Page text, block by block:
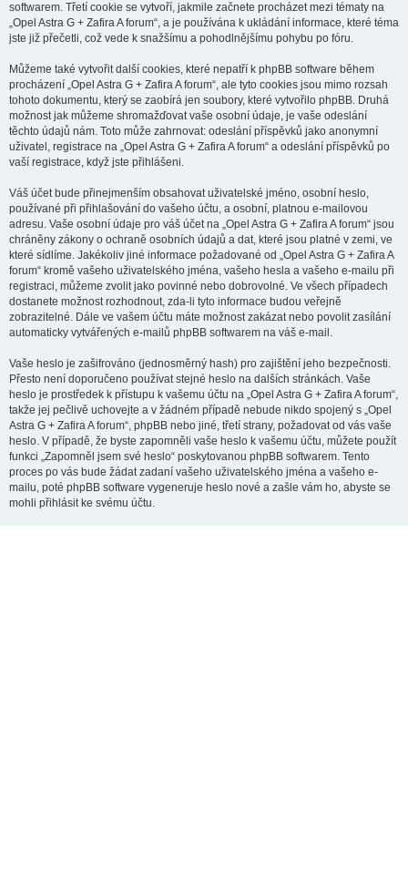
softwarem. Třetí cookie se vytvoří, jakmile začnete procházet mezi tématy na
„Opel Astra G + Zafira A forum“, a je používána k ukládání informace, které téma
jste již přečetli, což vede k snažšímu a pohodlnějšímu pohybu po fóru.
Můžeme také vytvořit další cookies, které nepatří k phpBB software během
procházení „Opel Astra G + Zafira A forum“, ale tyto cookies jsou mimo rozsah
tohoto dokumentu, který se zaobírá jen soubory, které vytvořilo phpBB. Druhá
možnost jak můžeme shromažďovat vaše osobní údaje, je vaše odeslání
těchto údajů nám. Toto může zahrnovat: odeslání příspěvků jako anonymní
uživatel, registrace na „Opel Astra G + Zafira A forum“ a odeslání příspěvků po
vaší registrace, když jste přihlášeni.
Váš účet bude přinejmenším obsahovat uživatelské jméno, osobní heslo,
používané při přihlašování do vašeho účtu, a osobní, platnou e-mailovou
adresu. Vaše osobní údaje pro váš účet na „Opel Astra G + Zafira A forum“ jsou
chráněny zákony o ochraně osobních údajů a dat, které jsou platné v zemi, ve
které sídlíme. Jakékoliv jiné informace požadované od „Opel Astra G + Zafira A
forum“ kromě vašeho uživatelského jména, vašeho hesla a vašeho e-mailu při
registraci, můžeme zvolit jako povinné nebo dobrovolné. Ve všech případech
dostanete možnost rozhodnout, zda-li tyto informace budou veřejně
zobrazitelné. Dále ve vašem účtu máte možnost zakázat nebo povolit zasílání
automaticky vytvářených e-mailů phpBB softwarem na váš e-mail.
Vaše heslo je zašifrováno (jednosměrný hash) pro zajištění jeho bezpečnosti.
Přesto není doporučeno používat stejné heslo na dalších stránkách. Vaše
heslo je prostředek k přístupu k vašemu účtu na „Opel Astra G + Zafira A forum“,
takže jej pečlivě uchovejte a v žádném případě nebude nikdo spojený s „Opel
Astra G + Zafira A forum“, phpBB nebo jiné, třetí strany, požadovat od vás vaše
heslo. V případě, že byste zapomněli vaše heslo k vašemu účtu, můžete použít
funkci „Zapomněl jsem své heslo“ poskytovanou phpBB softwarem. Tento
proces po vás bude žádat zadaní vašeho uživatelského jména a vašeho e-
mailu, poté phpBB software vygeneruje heslo nové a zašle vám ho, abyste se
mohli přihlásit ke svému účtu.